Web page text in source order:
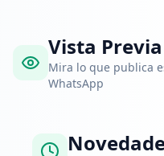
Vista
Mira lo que publica
WhatsApp